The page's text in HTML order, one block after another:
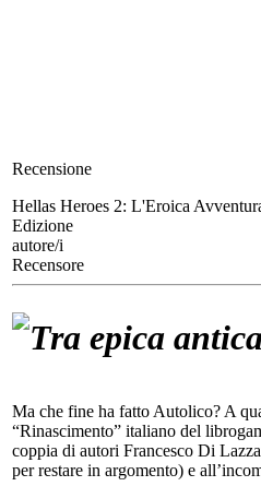
Recensione
Hellas Heroes 2: L'Eroica
Edizione
autore/i
Recensore
Tra epica
Ma che fine ha fatto Autolico? A
“Rinascimento” italiano del
coppia di autori Francesco Di
per restare in argomento) e